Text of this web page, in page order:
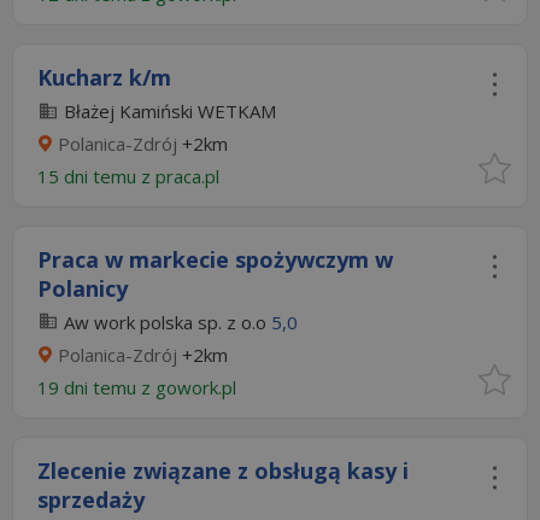
Kucharz k/m
Błażej Kamiński WETKAM
Polanica-Zdrój +2km
15 dni temu z praca.pl
Praca w markecie spożywczym w
Polanicy
Aw work polska sp. z o.o 5,0
Polanica-Zdrój +2km
19 dni temu z gowork.pl
Zlecenie związane z obsługą kasy i
sprzedaży